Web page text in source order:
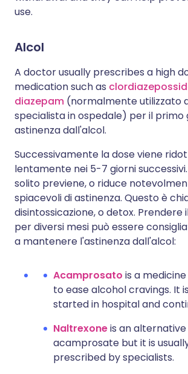
use.
Alcol
A doctor usually prescribes a high
medication such as
diazepam (normalmente utilizzato
specialista in ospedale) per il primo
astinenza dall'alcol.
Successivamente la dose viene
lentamente nei 5-7 giorni
solito previene, o riduce
spiacevoli di astinenza. Questo è
disintossicazione, o detox. Prendere
per diversi mesi può essere
a mantenere l'astinenza dall'alcol:
Acamprosato is a
to ease alcohol cravings. It
started in hospital and
Naltrexoneis an
acamprosate but it is
prescribed by specialists.